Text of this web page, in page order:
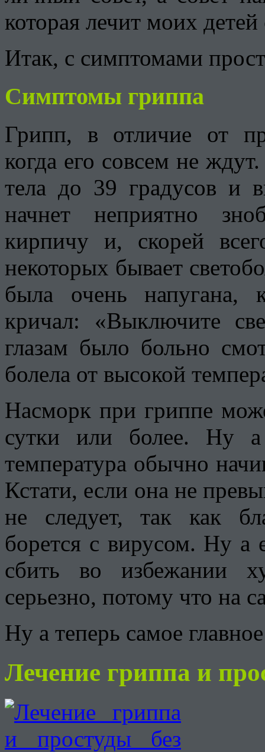
которая лечит моих детей
Итак, с симптомами
Симптомы гриппа
Грипп, в отличие от
когда его совсем не
тела до 39 градусов и
начнет неприятно
кирпичу и, скорей
некоторых бывает
была очень напугана,
кричал: «Выключите
глазам было больно
болела от высокой
Насморк при гриппе
сутки или более. Ну
температура обычно
Кстати, если она не
не следует, так как
борется с вирусом. Ну а
сбить во избежании
серьезно, потому что на
Ну а теперь самое
Лечение гриппа и